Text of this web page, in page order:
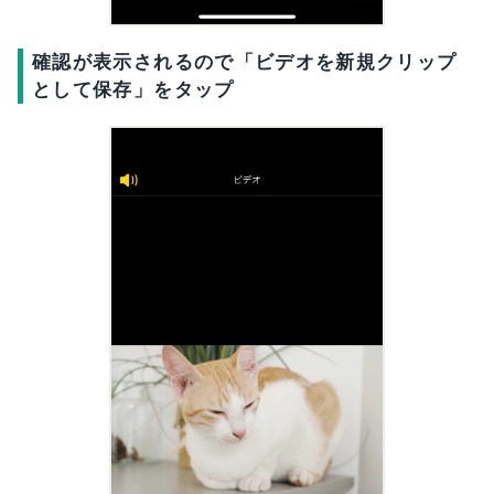
確認が表示されるので「ビデオを新規クリップ
として保存」をタップ